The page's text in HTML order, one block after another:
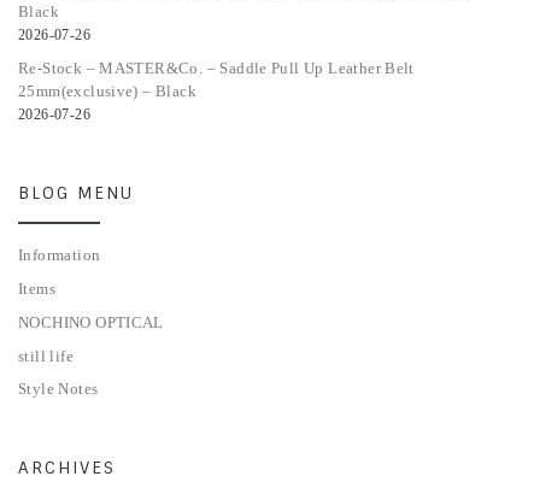
Black
2026-07-26
Re-Stock – MASTER&Co. – Saddle Pull Up Leather Belt
25mm(exclusive) – Black
2026-07-26
BLOG MENU
Information
Items
NOCHINO OPTICAL
still life
Style Notes
ARCHIVES